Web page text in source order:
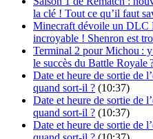
la clé ! Tout ce qu’il faut
Minecraft dévoile un DLC
incroyable ! Shenron est
Terminal 2 pour Michou :
le succès du Battle Royale
Date et heure de sortie de
quand sort-il ? (10:37)
Date et heure de sortie de
quand sort-il ? (10:37)
Date et heure de sortie de